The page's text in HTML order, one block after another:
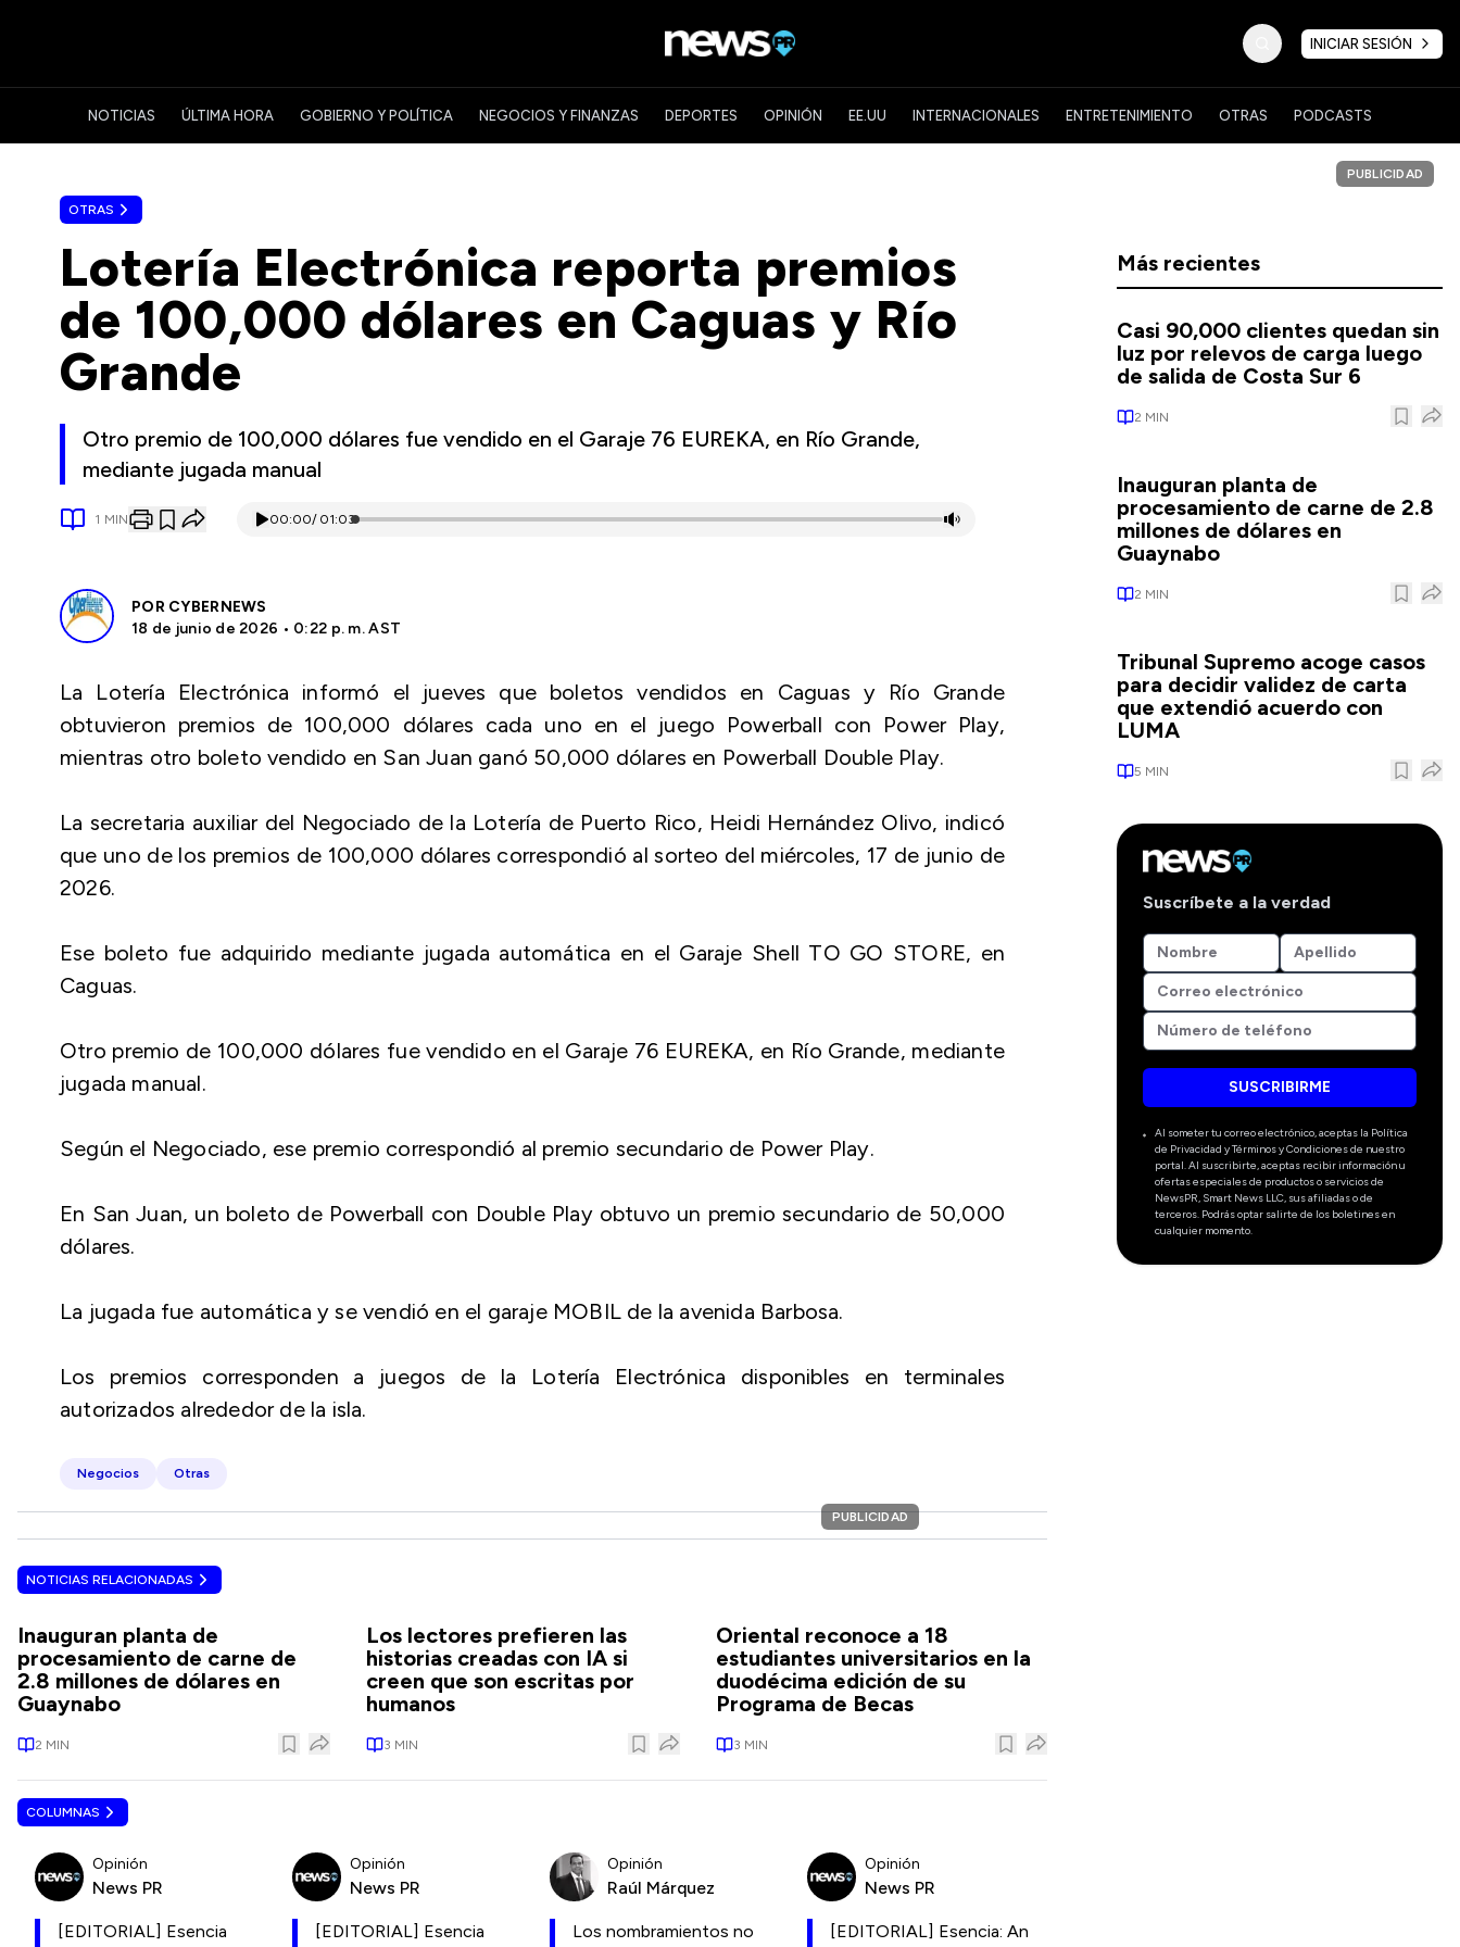
INICIAR SESIÓN
NOTICIAS ÚLTIMA HORA GOBIERNO Y POLÍTICA NEGOCIOS Y FINANZAS DEPORTES OPINIÓN EE.UU INTERNACIONALES ENTRETENIMIENTO OTRAS PODCASTS
OTRAS
Lotería Electrónica reporta premios
de 100,000 dólares en Caguas y Río
Grande
Otro premio de 100,000 dólares fue vendido en el Garaje 76 EUREKA, en Río Grande,
mediante jugada manual
1 MIN 00:00/ 01:03
POR CYBERNEWS
18 de junio de 2026 • 0:22 p. m. AST
La Lotería Electrónica informó el jueves que boletos vendidos en Caguas y Río Grande
obtuvieron premios de 100,000 dólares cada uno en el juego Powerball con Power Play,
mientras otro boleto vendido en San Juan ganó 50,000 dólares en Powerball Double Play.
La secretaria auxiliar del Negociado de la Lotería de Puerto Rico, Heidi Hernández Olivo, indicó
que uno de los premios de 100,000 dólares correspondió al sorteo del miércoles, 17 de junio de
2026.
Ese boleto fue adquirido mediante jugada automática en el Garaje Shell TO GO STORE, en
Caguas.
Otro premio de 100,000 dólares fue vendido en el Garaje 76 EUREKA, en Río Grande, mediante
jugada manual.
Según el Negociado, ese premio correspondió al premio secundario de Power Play.
En San Juan, un boleto de Powerball con Double Play obtuvo un premio secundario de 50,000
dólares.
La jugada fue automática y se vendió en el garaje MOBIL de la avenida Barbosa.
Los premios corresponden a juegos de la Lotería Electrónica disponibles en terminales
autorizados alrededor de la isla.
Negocios Otras
PUBLICIDAD
NOTICIAS RELACIONADAS
Inauguran planta de
procesamiento de carne de
2.8 millones de dólares en
Guaynabo
2 MIN
Los lectores prefieren las
historias creadas con IA si
creen que son escritas por
humanos
3 MIN
Oriental reconoce a 18
estudiantes universitarios en la
duodécima edición de su
Programa de Becas
3 MIN
COLUMNAS
Opinión
News PR
[EDITORIAL] Esencia
Opinión
News PR
[EDITORIAL] Esencia
Opinión
Raúl Márquez
Los nombramientos no
Opinión
News PR
[EDITORIAL] Esencia: An
PUBLICIDAD
Más recientes
Casi 90,000 clientes quedan sin
luz por relevos de carga luego
de salida de Costa Sur 6
2 MIN
Inauguran planta de
procesamiento de carne de 2.8
millones de dólares en
Guaynabo
2 MIN
Tribunal Supremo acoge casos
para decidir validez de carta
que extendió acuerdo con
LUMA
5 MIN
Suscríbete a la verdad
SUSCRIBIRME
Al someter tu correo electrónico, aceptas la Política
de Privacidad y Términos y Condiciones de nuestro
portal. Al suscribirte, aceptas recibir información u
ofertas especiales de productos o servicios de
NewsPR, Smart News LLC, sus afiliadas o de
terceros. Podrás optar salirte de los boletines en
cualquier momento.